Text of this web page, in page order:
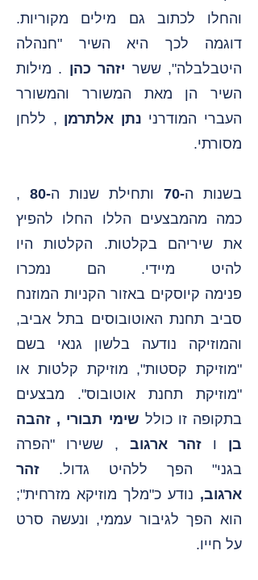
והחלו לכתוב גם מילים מקוריות.
דוגמה לכך היא השיר "חנהלה
היטבלבלה", ששר יזהר כהן . מילות
השיר הן מאת המשורר והמשורר
העברי המודרני נתן אלתרמן , ללחן
מסורתי.
בשנות ה-70 ותחילת שנות ה-80
,
כמה מהמבצעים הללו החלו להפיץ
את שיריהם בקלטות. הקלטות היו
להיט מיידי. הם נמכרו
פנימה קיוסקים באזור הקניות המוזנח
סביב תחנת האוטובוסים בתל אביב,
והמוזיקה נודעה בלשון גנאי בשם
"מוזיקת קסטות", מוזיקת קלטות או
"מוזיקת תחנת אוטובוס". מבצעים
בתקופה זו כולל שימי תבורי , זהבה
בן
ו זהר ארגוב , ששירו "הפרה
בגני"
הפך ללהיט גדול.
זהר
ארגוב, נודע כ"מלך מוזיקא מזרחית";
הוא הפך לגיבור עממי, ונעשה סרט
על חייו.